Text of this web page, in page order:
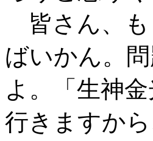
皆さん、も
ばいかん。
よ。「生神
行きますか